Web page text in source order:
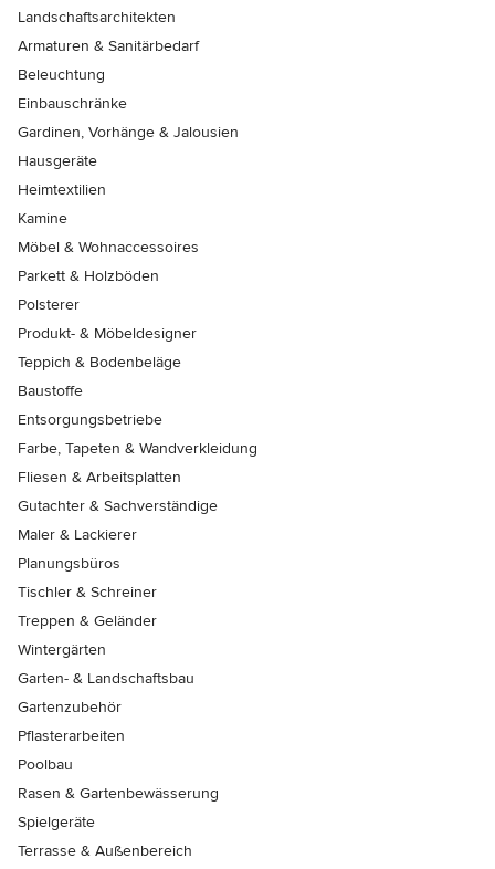
Landschaftsarchitekten
Armaturen & Sanitärbedarf
Beleuchtung
Einbauschränke
Gardinen, Vorhänge & Jalousien
Hausgeräte
Heimtextilien
Kamine
Möbel & Wohnaccessoires
Parkett & Holzböden
Polsterer
Produkt- & Möbeldesigner
Teppich & Bodenbeläge
Baustoffe
Entsorgungsbetriebe
Farbe, Tapeten & Wandverkleidung
Fliesen & Arbeitsplatten
Gutachter & Sachverständige
Maler & Lackierer
Planungsbüros
Tischler & Schreiner
Treppen & Geländer
Wintergärten
Garten- & Landschaftsbau
Gartenzubehör
Pflasterarbeiten
Poolbau
Rasen & Gartenbewässerung
Spielgeräte
Terrasse & Außenbereich